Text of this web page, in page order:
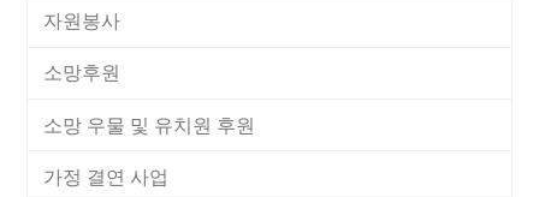
자원봉사
소망후원
소망 우물 및 유치원 후원
가정 결연 사업